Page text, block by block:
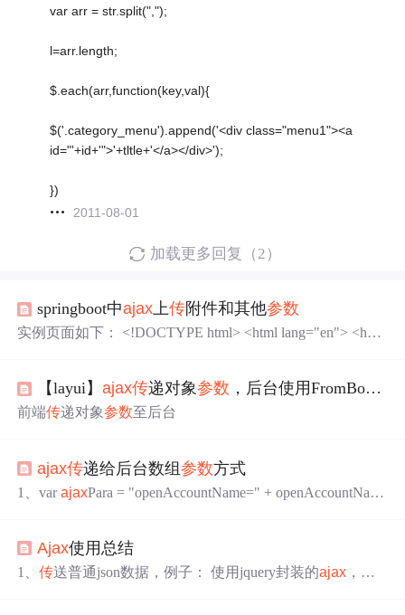
var arr = str.split(",");
l=arr.length;
$.each(arr,function(key,val){
$('.category_menu').append('<div class="menu1"><a
id="'+id+'">'+tltle+'</a></div>');
})
2011-08-01
加载更多回复（2）
springboot中ajax上传附件和其他参数
实例页面如下： <!DOCTYPE html> <html lang="en"> <head
【layui】ajax传递对象参数 ，后台使用FromBody接收对象
前端传递对象参数至后台
ajax传递给后台数组参数方式
1、varajaxPara = "openAccountName=" + openAccountName
nk + "&bankNumber=" + bankNumbe
Ajax使用总结
1、传送普通json数据，例子： 使用jquery封装的ajax ，将